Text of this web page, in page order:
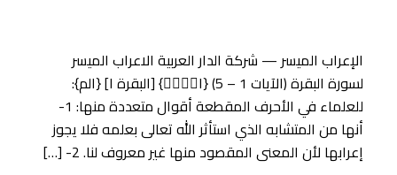
الإعراب الميسر — شركة الدار العربية الاعراب الميسر
لسورة البقرة (الآيات 1 – 5) {الۤمۤ} [البقرة ١] {الم}:
للعلماء في الأحرف المقطعة أقوال متعددة منها: 1-
أنها من المتشابه الذي استأثر الله تعالى بعلمه فلا يجوز
إعرابها لأن المعنى المقصود منها غير معروف لنا. 2- […]